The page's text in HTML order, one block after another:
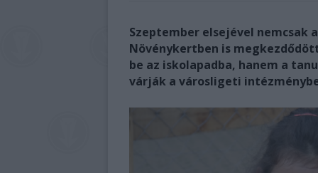
Szeptember elsejével nemcsak
Növénykertben is
be az iskolapadba, hanem a
várják a városligeti